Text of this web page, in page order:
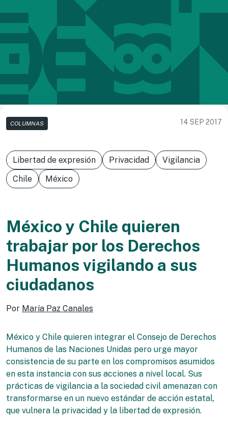
COLUMNAS 14 SEP 2017
Libertad de expresión Privacidad
Vigilancia
Chile
México
México y Chile quieren
trabajar por los Derechos
Humanos vigilando a sus
ciudadanos
Por María Paz Canales
México y Chile quieren integrar el Consejo de Derechos
Humanos de las Naciones Unidas pero urge mayor
consistencia de su parte en los compromisos asumidos
en esta instancia con sus acciones a nivel local. Sus
prácticas de vigilancia a la sociedad civil amenazan con
transformarse en un nuevo estándar de acción estatal,
que vulnera la privacidad y la libertad de expresión.